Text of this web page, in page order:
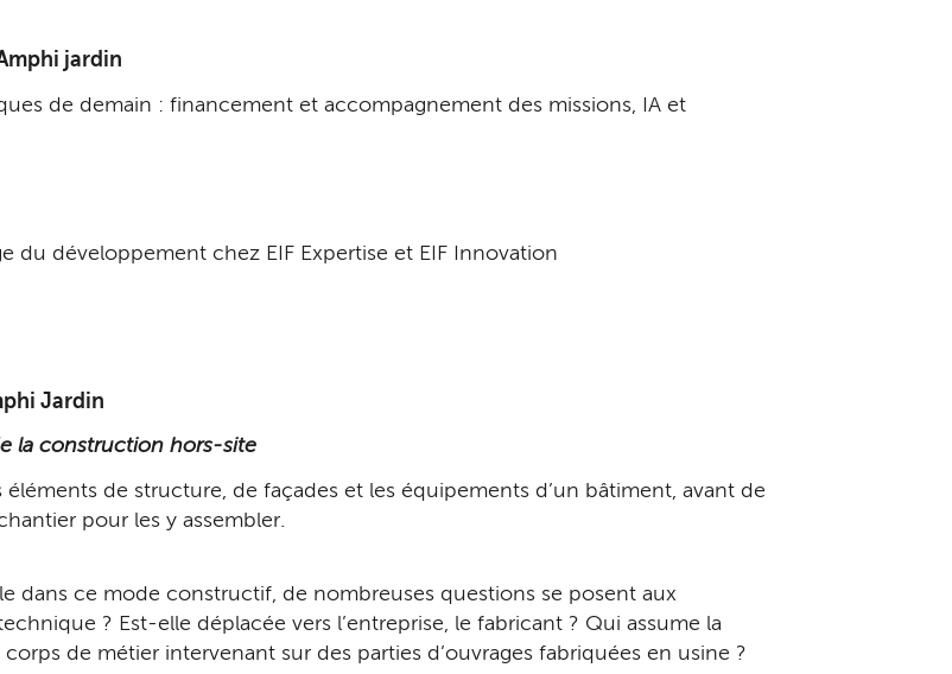
jardin
de demain : financement et accompagnement des missions, IA et
du développement chez EIF Expertise et EIF Innovation
Jardin
la construction hors-site
de structure, de façades et les équipements d’un bâtiment, avant de
pour les y assembler.
dans ce mode constructif, de nombreuses questions se posent aux
? Est-elle déplacée vers l’entreprise, le fabricant ? Qui assume la
de métier intervenant sur des parties d’ouvrages fabriquées en usine ?